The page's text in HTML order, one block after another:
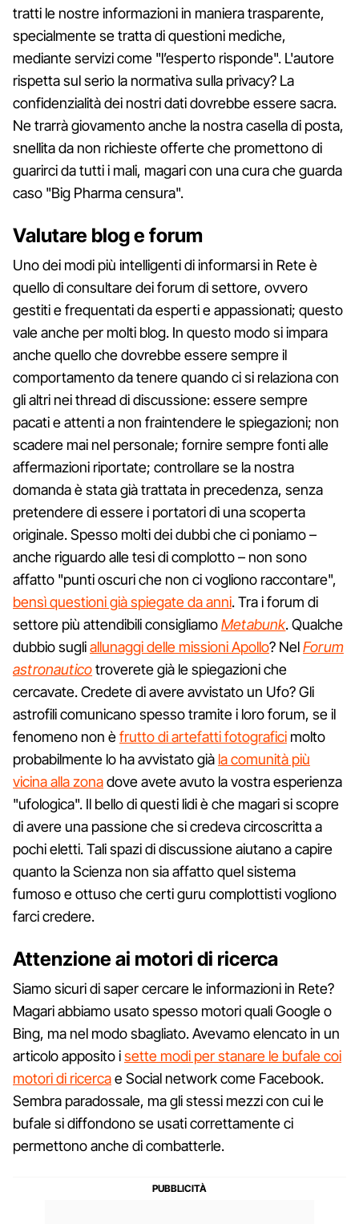
tratti le nostre informazioni in maniera trasparente,
specialmente se tratta di questioni mediche,
mediante servizi come "l’esperto risponde". L'autore
rispetta sul serio la normativa sulla privacy? La
confidenzialità dei nostri dati dovrebbe essere sacra.
Ne trarrà giovamento anche la nostra casella di posta,
snellita da non richieste offerte che promettono di
guarirci da tutti i mali, magari con una cura che guarda
caso "Big Pharma censura".
Valutare blog e forum
Uno dei modi più intelligenti di informarsi in Rete è
quello di consultare dei forum di settore, ovvero
gestiti e frequentati da esperti e appassionati; questo
vale anche per molti blog. In questo modo si impara
anche quello che dovrebbe essere sempre il
comportamento da tenere quando ci si relaziona con
gli altri nei thread di discussione: essere sempre
pacati e attenti a non fraintendere le spiegazioni; non
scadere mai nel personale; fornire sempre fonti alle
affermazioni riportate; controllare se la nostra
domanda è stata già trattata in precedenza, senza
pretendere di essere i portatori di una scoperta
originale. Spesso molti dei dubbi che ci poniamo –
anche riguardo alle tesi di complotto – non sono
affatto "punti oscuri che non ci vogliono raccontare",
bensì questioni già spiegate da anni. Tra i forum di
settore più attendibili consigliamoMetabunk. Qualche
dubbio sugliallunaggi delle missioni Apollo? NelForum
astronauticotroverete già le spiegazioni che
cercavate. Credete di avere avvistato un Ufo? Gli
astrofili comunicano spesso tramite i loro forum, se il
fenomeno non èfrutto di artefatti fotografici molto
probabilmente lo ha avvistato già la comunità più
vicina alla zonadove avete avuto la vostra esperienza
"ufologica". Il bello di questi lidi è che magari si scopre
di avere una passione che si credeva circoscritta a
pochi eletti. Tali spazi di discussione aiutano a capire
quanto la Scienza non sia affatto quel sistema
fumoso e ottuso che certi guru complottisti vogliono
farci credere.
Attenzione ai motori di ricerca
Siamo sicuri di saper cercare le informazioni in Rete?
Magari abbiamo usato spesso motori quali Google o
Bing, ma nel modo sbagliato. Avevamo elencato in un
articolo apposito isette modi per stanare le bufale coi
motori di ricercae Social network come Facebook.
Sembra paradossale, ma gli stessi mezzi con cui le
bufale si diffondono se usati correttamente ci
permettono anche di combatterle.